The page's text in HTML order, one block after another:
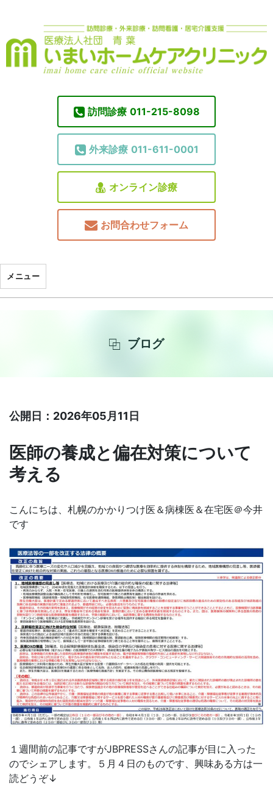
訪問診療 011-215-8098
外来診療 011-611-0001
オンライン診療
お問合わせフォーム
メニュー
ブログ
公開日：2026年05月11日
医師の養成と偏在対策について
考える
こんにちは、札幌のかかりつけ医＆病棟医＆在宅医＠今井
です
１週間前の記事ですがJBPRESSさんの記事が目に入った
のでシェアします。５月４日のものです、興味ある方は一
読どうぞ↓